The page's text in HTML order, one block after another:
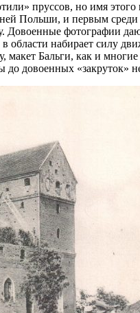
пруссов, но имя
Польши, и первым среди
Довоенные фотографии
области набирает силу
Бальги, как и
до довоенных